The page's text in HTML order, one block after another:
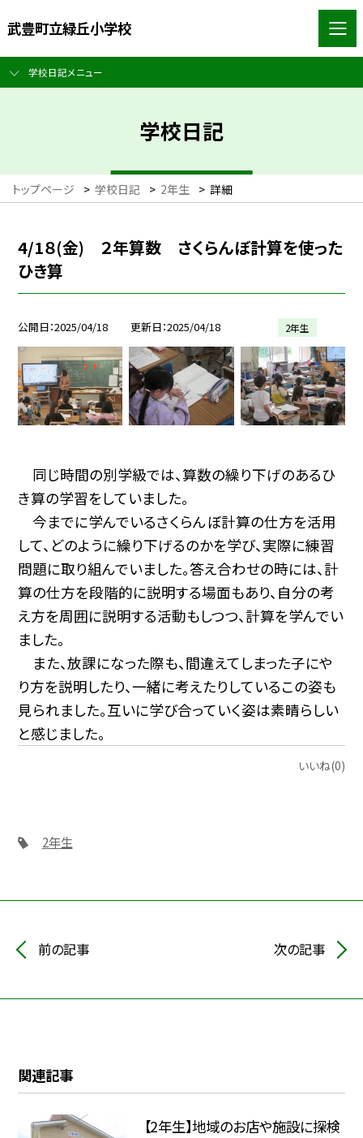
武豊町立緑丘小学校
学校日記メニュー
学校日記
トップページ > 学校日記 > 2年生 > 詳細
4/1８(金) ２年算数 さくらんぼ計算を使った
ひき算
公開日 2025/04/18 更新日 2025/04/18 2年生
同じ時間の別学級では、算数の繰り下げのあるひ
き算の学習をしていました。
今までに学んでいるさくらんぼ計算の仕方を活用
して、どのように繰り下げるのかを学び、実際に練習
問題に取り組んでいました。答え合わせの時には、計
算の仕方を段階的に説明する場面もあり、自分の考
え方を周囲に説明する活動もしつつ、計算を学んでい
ました。
また、放課になった際も、間違えてしまった子にや
り方を説明したり、一緒に考えたりしているこの姿も
見られました。互いに学び合っていく姿は素晴らしい
と感じました。
いいね(0)
2年生
前の記事 次の記事
関連記事
【2年生】地域のお店や施設に探検